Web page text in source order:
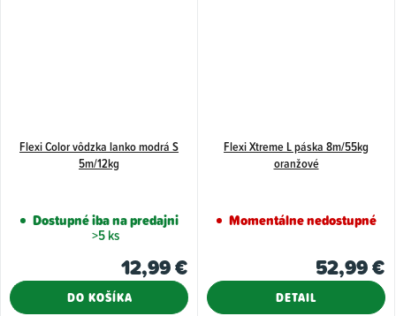
Flexi Color vôdzka lanko modrá S
5m/12kg
Dostupné iba na predajni
>5 ks
12,99 €
DO KOŠÍKA
Flexi Xtreme L páska 8m/55kg
oranžové
Momentálne nedostupné
52,99 €
DETAIL